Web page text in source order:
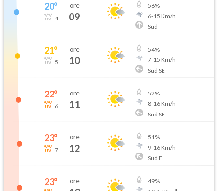
20°
4
ore
09
56%
6-15 Km/h
Sud
21°
5
ore
10
54%
7-15 Km/h
Sud SE
22°
6
ore
11
52%
8-16Km/h
Sud SE
23°
7
ore
12
51%
9-16Km/h
Sud E
23° ore 49%